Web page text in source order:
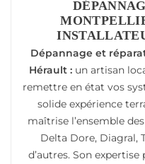
Dépannage et
Hérault : un artisan
remettre en état vos
solide expérience
maîtrise l’ensemble
Delta Dore, Diagral,
d’autres. Son